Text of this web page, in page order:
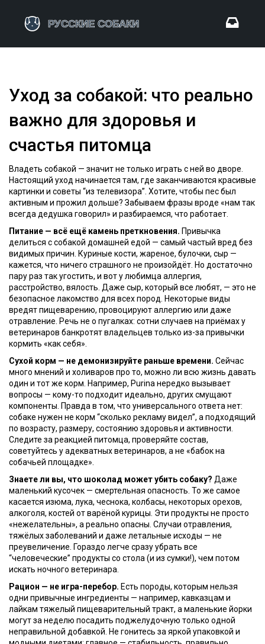
Уход за собакой: что реально
важно для здоровья и
счастья питомца
Владеть собакой — значит не только играть с ней во дворе.
Настоящий уход начинается там, где заканчиваются красивые
картинки и советы “из телевизора”. Хотите, чтобы пес был
активным и прожил дольше? Забываем фразы вроде «нам так
всегда дедушка говорил» и разбираемся, что работает.
Питание — всё ещё камень преткновения. Привычка
делиться с собакой домашней едой — самый частый вред без
видимых причин. Куриные кости, жареное, булочки, сыр —
кажется, что ничего страшного не произойдёт. Но достаточно
пару раз так угостить, и вот у любимца аллергия,
расстройство, вялость. Даже сыр, который все любят, — это не
безопасное лакомство для всех пород. Некоторые виды
вредят пищеварению, провоцируют аллергию или даже
отравление. Речь не о пугалках: сотни случаев на приёмах у
ветеринаров банкротят владельцев только из-за привычки
кормить «как себя».
Сухой корм — не демонизируйте раньше времени. Сейчас
много мнений и холиваров про то, можно ли всю жизнь давать
один и тот же корм. Например, Purina нередко вызывает
вопросы — кому-то подходит идеально, других смущают
компоненты. Правда в том, что универсального ответа нет:
собаке нужен не корм “сколько рекламу видел”, а подходящий
по возрасту, размеру, состоянию здоровья и активности.
Следите за реакцией питомца, проверяйте состав,
советуйтесь у адекватных ветеринаров, а не «бабок на
собачьей площадке».
Знаете ли вы, что шоколад может убить собаку? Даже
маленький кусочек — смертельная опасность. То же самое
касается изюма, лука, чеснока, колбасы, некоторых орехов,
алкоголя, костей от варёной курицы. Эти продукты не просто
«нежелательны», а реально опасны. Случаи отравления,
тяжёлых заболеваний и даже летальные исходы — не
преувеличение. Гораздо легче сразу убрать все
“человеческие” продукты со стола (и из сумки!), чем потом
искать ночного ветеринара.
Рацион — не игра-перебор. Есть породы, которым нельзя
одни привычные ингредиенты — например, кавказцам и
лайкам тяжелый пищеварительный тракт, а маленькие йорки
могут за неделю посадить поджелудочную только одной
неправильной добавкой. Не гонитесь за яркой упаковкой и